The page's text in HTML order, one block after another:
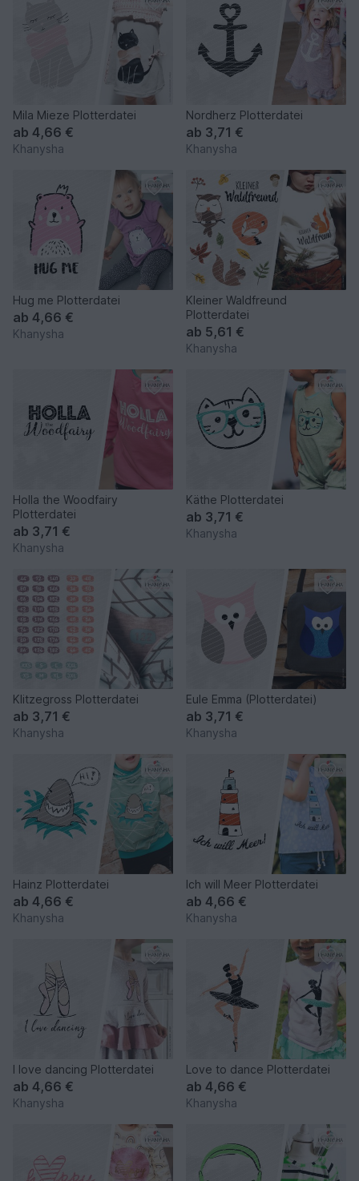
Mila Mieze Plotterdatei
ab 4,66 €
Khanysha
Nordherz Plotterdatei
ab 3,71 €
Khanysha
Hug me Plotterdatei
ab 4,66 €
Khanysha
Kleiner Waldfreund
Plotterdatei
ab 5,61 €
Khanysha
Holla the Woodfairy
Plotterdatei
ab 3,71 €
Khanysha
Käthe Plotterdatei
ab 3,71 €
Khanysha
Klitzegross Plotterdatei
ab 3,71 €
Khanysha
Eule Emma (Plotterdatei)
ab 3,71 €
Khanysha
Hainz Plotterdatei
ab 4,66 €
Khanysha
Ich will Meer Plotterdatei
ab 4,66 €
Khanysha
I love dancing Plotterdatei
ab 4,66 €
Khanysha
Love to dance Plotterdatei
ab 4,66 €
Khanysha